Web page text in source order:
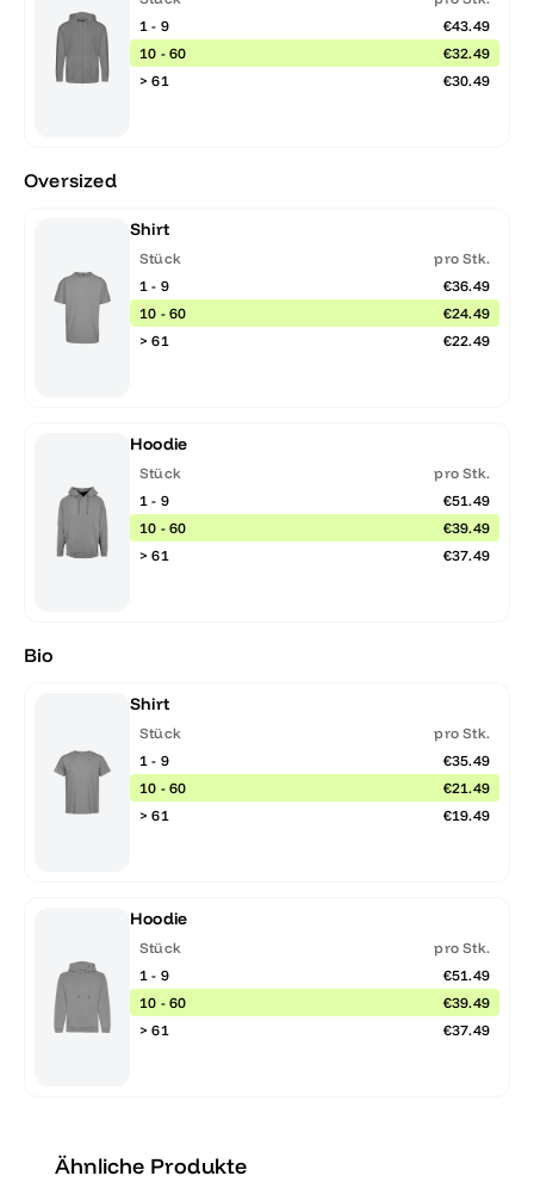
1 - 9
€43.49
10 - 60
€32.49
> 61
€30.49
Oversized
Shirt
Stück
pro Stk.
1 - 9
€36.49
10 - 60
€24.49
> 61
€22.49
Hoodie
Stück
pro Stk.
1 - 9
€51.49
10 - 60
€39.49
> 61
€37.49
Bio
Shirt
Stück
pro Stk.
1 - 9
€35.49
10 - 60
€21.49
> 61
€19.49
Hoodie
Stück
pro Stk.
1 - 9
€51.49
10 - 60
€39.49
> 61
€37.49
Ähnliche Produkte